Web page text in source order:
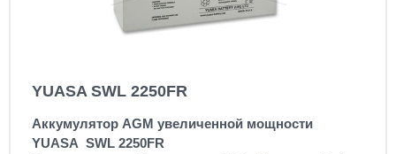
YUASA SWL 2250FR
Аккумулятор AGM увеличенной мощности
YUASA SWL 2250FR